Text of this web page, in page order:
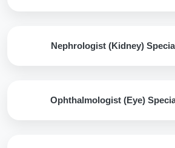
Nephrologist (Kidney)
Ophthalmologist (Eye)